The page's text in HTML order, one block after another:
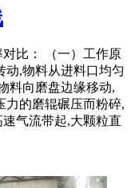
比： （一）工作原
动,物料从进料口均匀
料向磨盘边缘移动,
力的磨辊碾压而粉碎,
气流带起,大颗粒直